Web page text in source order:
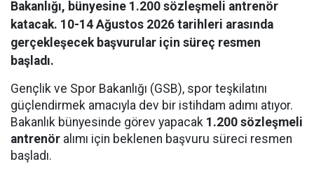
Bakanlığı, bünyesine 1.200 sözleşmeli antrenör
katacak. 10-14 Ağustos 2026 tarihleri arasında
gerçekleşecek başvurular için süreç resmen
başladı.
Gençlik ve Spor Bakanlığı (GSB), spor teşkilatını
güçlendirmek amacıyla dev bir istihdam adımı atıyor.
Bakanlık bünyesinde görev yapacak 1.200 sözleşmeli
antrenör alımı için beklenen başvuru süreci resmen
başladı.